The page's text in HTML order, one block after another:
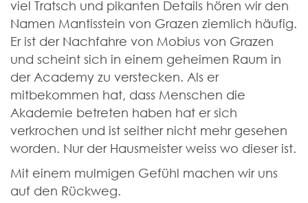
viel Tratsch und pikanten Details hören wir den
Namen Mantisstein von Grazen ziemlich häufig.
Er ist der Nachfahre von Mobius von Grazen
und scheint sich in einem geheimen Raum in
der Academy zu verstecken. Als er
mitbekommen hat, dass Menschen die
Akademie betreten haben hat er sich
verkrochen und ist seither nicht mehr gesehen
worden. Nur der Hausmeister weiss wo dieser ist.
Mit einem mulmigen Gefühl machen wir uns
auf den Rückweg.